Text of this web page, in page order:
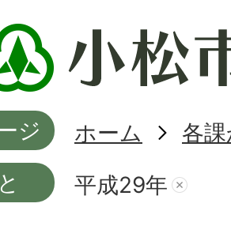
ジ ホーム
各
平成29年